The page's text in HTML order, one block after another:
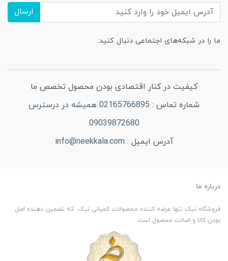
ارسال
ما را در شبکه‌های اجتماعی دنبال کنید:
کیفیت در کنار اقتصادی بودن محصول تخصص ما
شماره تماس :
02165766895 همیشه در درسترس
09039872680
آدرس ایمیل : info@neekkala.com
درباره ما
فروشگاه نیک تنها عرضه کننده محصولات کمپانی نیک که تضمین دهنده اصل
بودن کالا و اصالت محصول است